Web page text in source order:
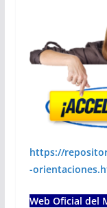
https://
-
Web Oficial del